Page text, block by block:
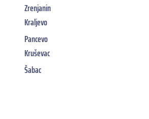
Zrenjanin
Kraljevo
Pancevo
Kruševac
Šabac